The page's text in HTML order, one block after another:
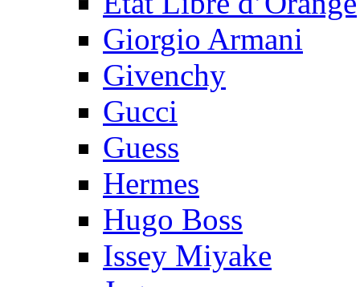
Giorgio Armani
Givenchy
Gucci
Guess
Hermes
Hugo Boss
Issey Miyake